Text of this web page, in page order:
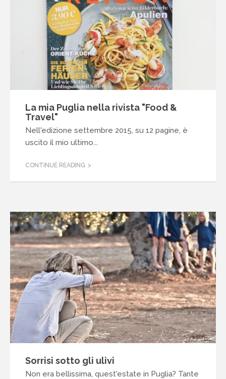
La mia Puglia nella rivista "Food &
Travel"
Nell'edizione settembre 2015, su 12 pagine, è
uscito il mio ultimo...
CONTINUE READING
Sorrisi sotto gli ulivi
Non era bellissima, quest'estate in Puglia? Tante